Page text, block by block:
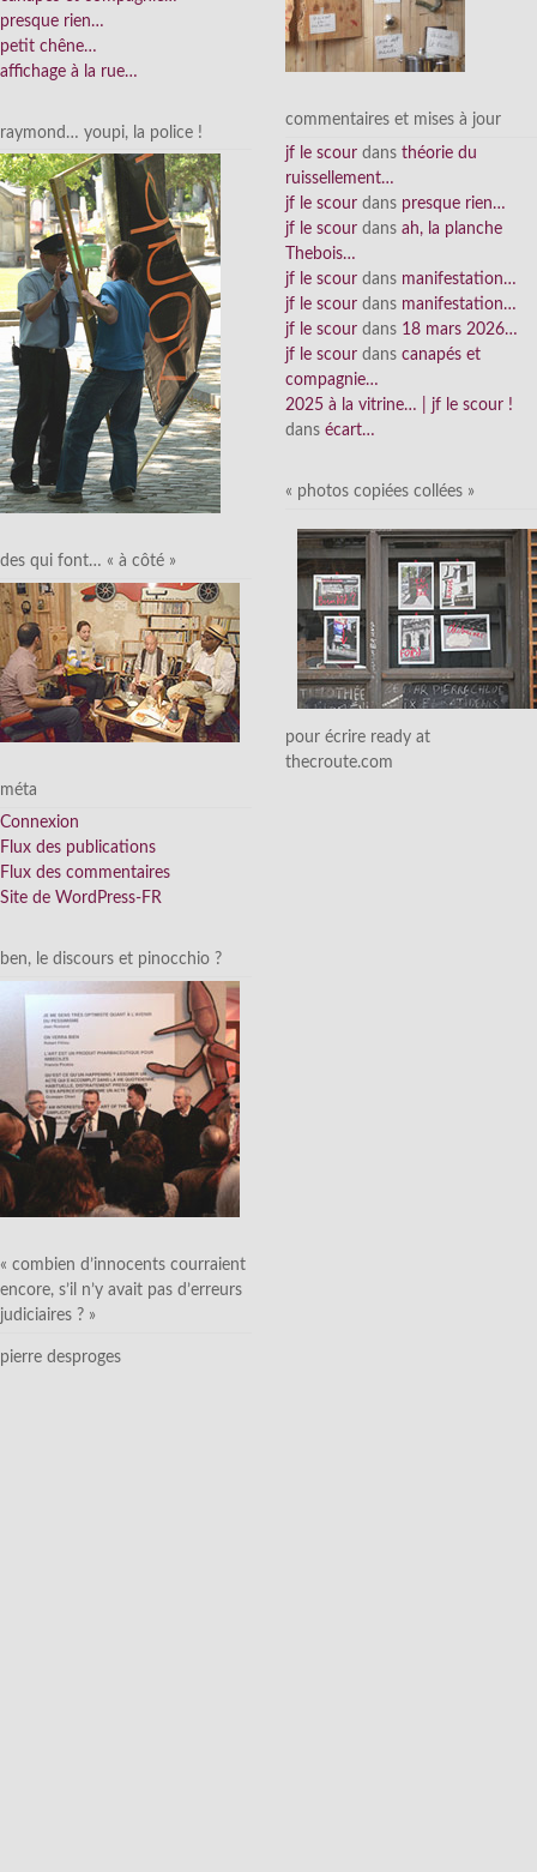
presque rien…
petit chêne…
affichage à la rue…
raymond… youpi, la police !
des qui font… « à côté »
méta
Connexion
Flux des publications
Flux des commentaires
Site de WordPress-FR
ben, le discours et pinocchio ?
« combien d’innocents courraient
encore, s’il n’y avait pas d’erreurs
judiciaires ? »
pierre desproges
commentaires et mises à jour
jf le scour dans théorie du
ruissellement…
jf le scour dans presque rien…
jf le scour dans ah, la planche
Thebois…
jf le scour dans manifestation…
jf le scour dans manifestation…
jf le scour dans 18 mars 2026…
jf le scour dans canapés et
compagnie…
2025 à la vitrine… | jf le scour !
dans écart…
« photos copiées collées »
pour écrire ready at
thecroute.com